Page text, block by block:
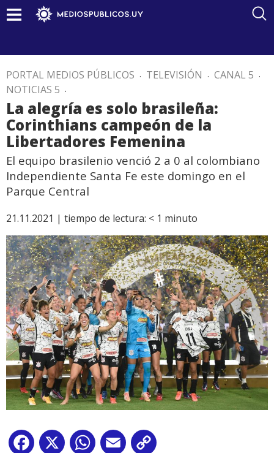
PORTAL MEDIOS PÚBLICOS . TELEVISIÓN . CANAL 5 .
NOTICIAS 5 .
La alegría es solo brasileña:
Corinthians campeón de la
Libertadores Femenina
El equipo brasilenio venció 2 a 0 al colombiano
Independiente Santa Fe este domingo en el
Parque Central
21.11.2021 | tiempo de lectura: < 1 minuto
Facebook
X WhatsApp
Email